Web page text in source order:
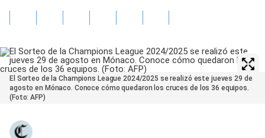
Sports
El Sorteo de la Champions League 2024/2025 se realizó este jueves 29 de
agosto en Mónaco. Conoce cómo quedaron los cruces de los 36 equipos.
(Foto: AFP)